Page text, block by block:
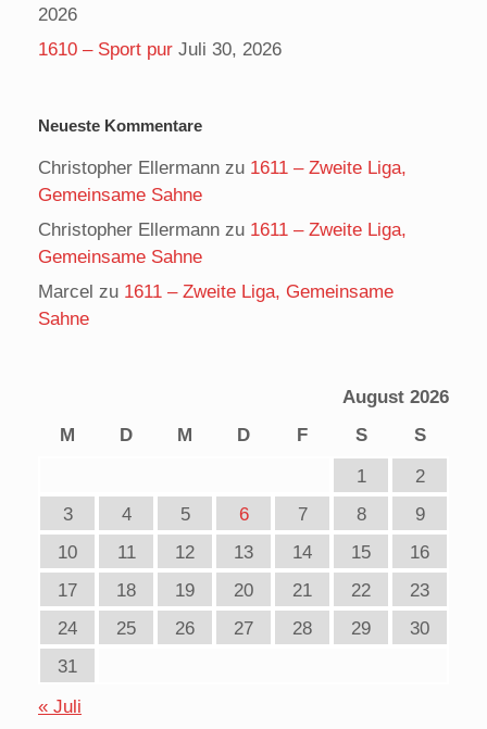
2026
1610 – Sport pur Juli 30, 2026
Neueste Kommentare
Christopher Ellermann zu 1611 – Zweite Liga,
Gemeinsame Sahne
Christopher Ellermann zu 1611 – Zweite Liga,
Gemeinsame Sahne
Marcel zu 1611 – Zweite Liga, Gemeinsame
Sahne
August 2026
M
D M D F S
S
1
2
3
4 5 6 7 8
9
10
11 12 13 14 15
16
17
18 19 20 21 22
23
24
25 26 27 28 29
30
31
« Juli